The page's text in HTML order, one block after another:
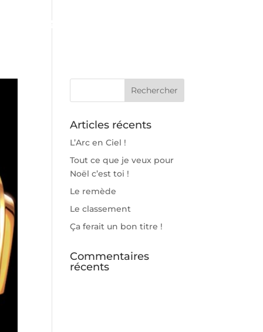
Articles récents
L’Arc en Ciel !
Tout ce que je veux pour
Noël c’est toi !
Le remède
Le classement
Ça ferait un bon titre !
Commentaires
récents